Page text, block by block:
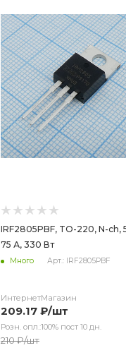
IRF2805PBF, TO-220, N-ch,
75 А, 330 Вт
Много Арт.: IRF2805PBF
ИнтернетМагазин
209.17 ₽/шт
Розн. опл.:100% пост 10 дн.
210₽/шт